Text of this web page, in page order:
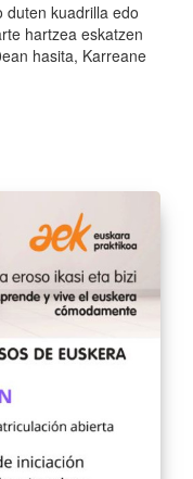
duten kuadrilla edo
hartzea eskatzen
hasita, Karreane